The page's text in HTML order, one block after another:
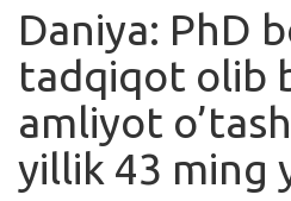
Ishlar
Kurslar
Blog
Yana
Daniya: PhD
tadqiqot olib
amliyot
yillik 43 ming